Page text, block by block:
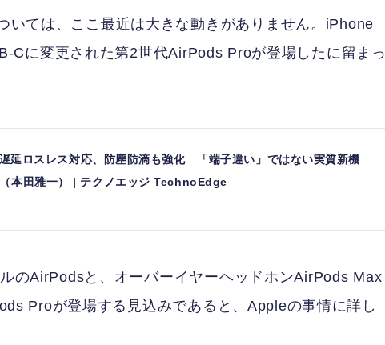
いては、ここ最近は大きな動きがありません。iPhone
Cに変更された第2世代AirPods Proが登場したに留まっ
延ロスレス対応、防塵防滴も強化 「端子違い」ではない実質新機
本田雅一） | テクノエッジ TechnoEdge
のAirPodsと、オーバーイヤーヘッドホンAirPods Max
Proが登場する見込みであると、Appleの事情に詳し